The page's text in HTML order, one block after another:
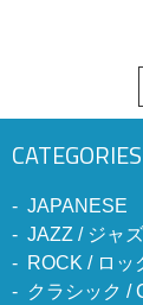
CATEGORIES
JAPANESE
JAZZ / ジャズ
ROCK / ロッ
クラシック /